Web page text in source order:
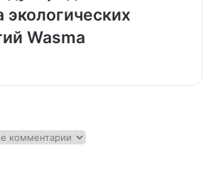
экологических
Wasma